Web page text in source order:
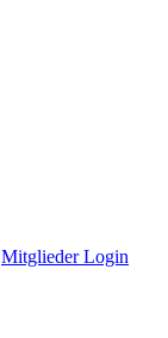
Mitglieder Login